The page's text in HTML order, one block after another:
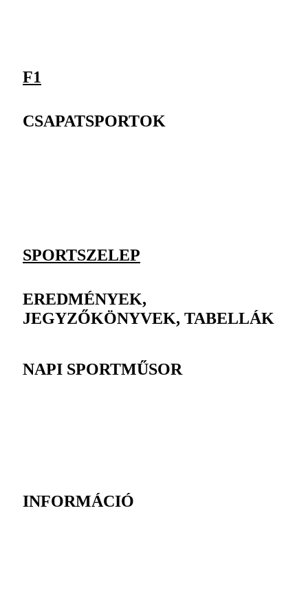
F1
CSAPATSPORTOK
SPORTSZELEP
EREDMÉNYEK,
JEGYZŐKÖNYVEK, TABELLÁK
NAPI SPORTMŰSOR
INFORMÁCIÓ